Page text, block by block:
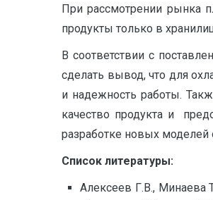
При рассмотрении рынка
продукты только в
В соответствии с
сделать вывод, что для
и надежность работы.
качество продукта и
разработке новых моделей
Список литературы:
Алексеев Г.В., Минаева